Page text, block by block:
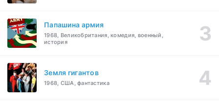
Папашина армия
1968, Великобритания, комедия, военный,
история
Земля гигантов
1968, США, фантастика